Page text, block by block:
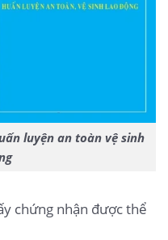
luyện an toàn vệ sinh
chứng nhận được thể